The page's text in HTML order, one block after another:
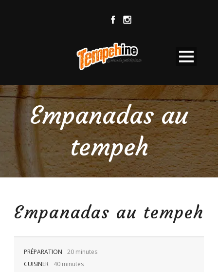
Empanadas au
tempeh
Empanadas au tempeh
PRÉPARATION
20 minutes
CUISINER
40 minutes